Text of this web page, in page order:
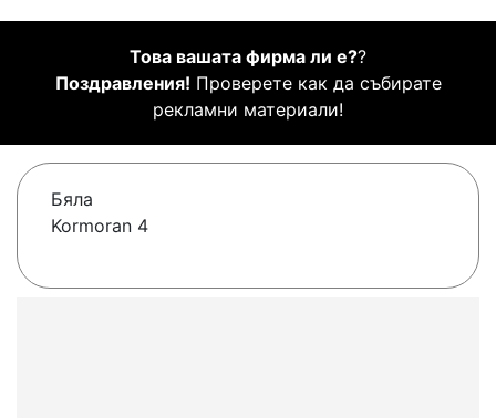
Това вашата фирма ли е??
Поздравления! Проверете как да събирате
рекламни материали!
Бяла
Kormoran 4